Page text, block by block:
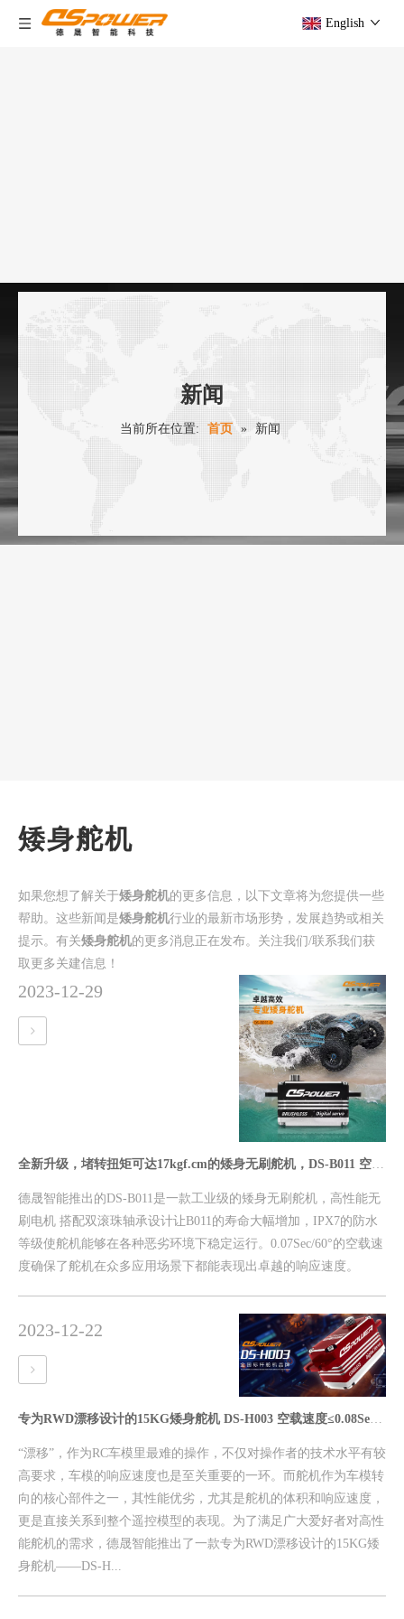
English
新闻
当前所在位置: 首页 » 新闻
矮身舵机
如果您想了解关于矮身舵机的更多信息，以下文章将为您提供一些
帮助。这些新闻是矮身舵机行业的最新市场形势，发展趋势或相关
提示。有关矮身舵机的更多消息正在发布。关注我们/联系我们获
取更多关建信息！
2023-12-29
德晟智能推出的DS-B011是一款工业级的矮身无刷舵机，高性能无
刷电机 搭配双滚珠轴承设计让B011的寿命大幅增加，IPX7的防水
等级使舵机能够在各种恶劣环境下稳定运行。0.07Sec/60°的空载速
度确保了舵机在众多应用场景下都能表现出卓越的响应速度。
2023-12-22
“漂移”，作为RC车模里最难的操作，不仅对操作者的技术水平有较
高要求，车模的响应速度也是至关重要的一环。而舵机作为车模转
向的核心部件之一，其性能优劣，尤其是舵机的体积和响应速度，
更是直接关系到整个遥控模型的表现。为了满足广大爱好者对高性
能舵机的需求，德晟智能推出了一款专为RWD漂移设计的15KG矮
身舵机——DS-H...